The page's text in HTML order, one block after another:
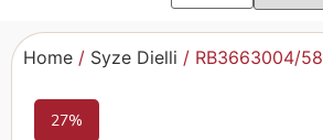
Home / Syze Dielli / RB3663004/58
27%